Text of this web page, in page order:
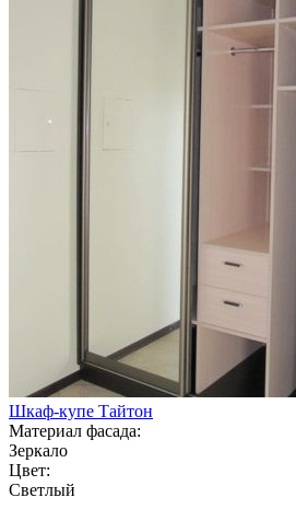
Шкаф-купе Тайтон
Материал фасада:
Зеркало
Цвет:
Светлый